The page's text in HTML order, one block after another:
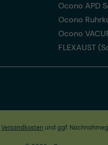
Ocono APD
Ocono
Ocono
FLEXAUST
Versandkosten und ggf.